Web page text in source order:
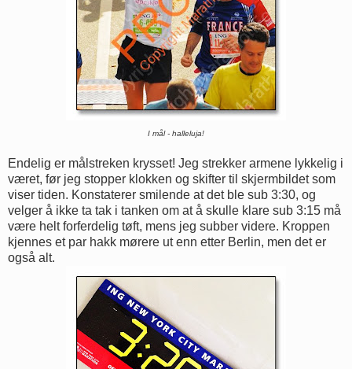
I mål - halleluja!
Endelig er målstreken krysset! Jeg strekker armene lykkelig i
været, før jeg stopper klokken og skifter til skjermbildet som
viser tiden. Konstaterer smilende at det ble sub 3:30, og
velger å ikke ta tak i tanken om at å skulle klare sub 3:15 må
være helt forferdelig tøft, mens jeg subber videre. Kroppen
kjennes et par hakk mørere ut enn etter Berlin, men det er
også alt.